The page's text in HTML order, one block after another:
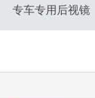
专车专用后视镜